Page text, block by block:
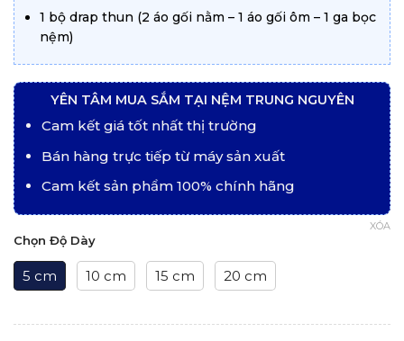
1 bộ drap thun (2 áo gối nằm – 1 áo gối ôm – 1 ga bọc
nệm)
YÊN TÂM MUA SẮM TẠI NỆM TRUNG NGUYÊN
Cam kết giá tốt nhất thị trường
Bán hàng trực tiếp từ máy sản xuất
Cam kết sản phẩm 100% chính hãng
Chọn Độ Dày
5 cm 10 cm 15 cm 20 cm
XÓA